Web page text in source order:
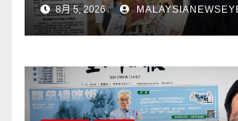
the
first remove
responsibility to
consumers】
8月 5, 2026